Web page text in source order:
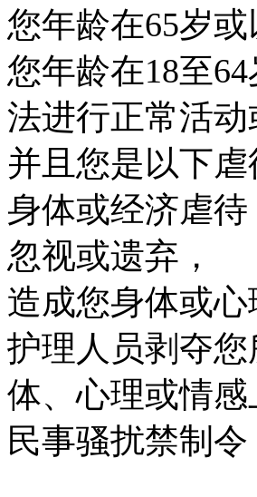
您年龄在65岁
您年龄在18至
法进行正常活
并且您是以下
身体或经济虐待
忽视或遗弃，
造成您身体或
护理人员剥夺
体、心理或情
民事骚扰禁制令